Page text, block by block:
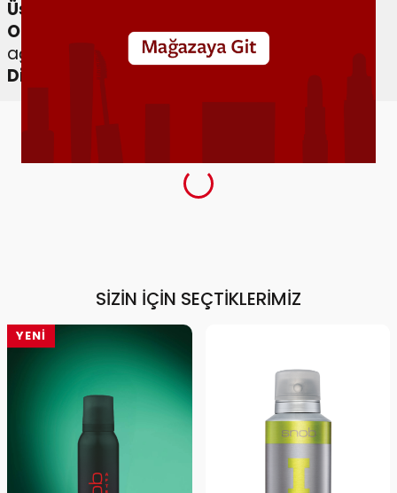
Üst Notalar:
Orta Notalar:
Silhat, sandal ağacı, sedir
ağacı
Dip Notalar:
Kehribar, meşe ağacı, tütün
SIZIN İÇIN SEÇTIKLERIMIZ
YENI